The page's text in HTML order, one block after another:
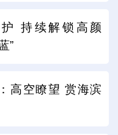
持续解锁高颜
”
高空瞭望 赏海滨